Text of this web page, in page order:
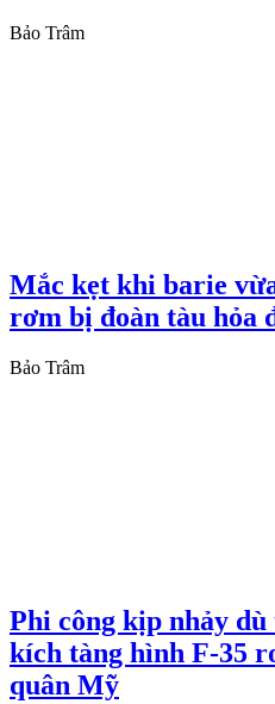
Bảo Trâm
Mắc kẹt khi barie
rơm bị đoàn tàu hỏa
Bảo Trâm
Phi công kịp nhảy
kích tàng hình F-35
quân Mỹ